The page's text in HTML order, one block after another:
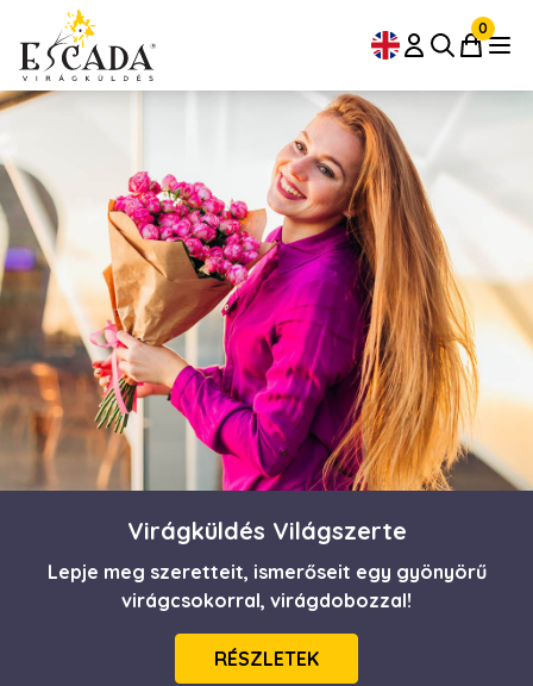
0
Virágküldés Világszerte
Lepje meg szeretteit, ismerőseit egy gyönyörű
virágcsokorral, virágdobozzal!
RÉSZLETEK